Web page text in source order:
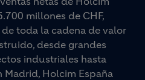
millones de CHF,
toda la cadena de valor
desde grandes
industriales hasta
Madrid, Holcim España